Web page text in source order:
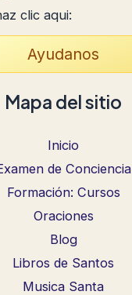
clic aqui:
Ayudanos
Mapa del sitio
Inicio
de Conciencia
Formación: Cursos
Oraciones
Blog
Libros de Santos
Musica Santa